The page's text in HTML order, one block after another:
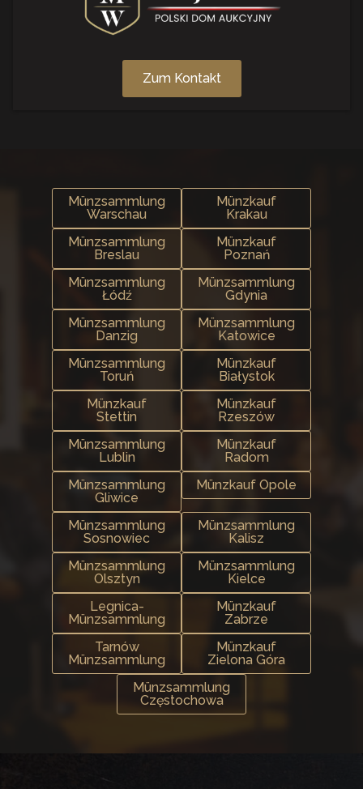
Zum Kontakt
Münzsammlung
Warschau
Münzkauf
Krakau
Münzsammlung
Breslau
Münzkauf
Poznań
Münzsammlung
Łódź
Münzsammlung
Gdynia
Münzsammlung
Danzig
Münzsammlung
Katowice
Münzsammlung
Toruń
Münzkauf
Białystok
Münzkauf
Stettin
Münzkauf
Rzeszów
Münzsammlung
Lublin
Münzkauf
Radom
Münzsammlung
Gliwice
Münzkauf Opole
Münzsammlung
Sosnowiec
Münzsammlung
Kalisz
Münzsammlung
Olsztyn
Münzsammlung
Kielce
Legnica-
Münzsammlung
Münzkauf
Zabrze
Tarnów
Münzsammlung
Münzkauf
Zielona Góra
Münzsammlung
Częstochowa